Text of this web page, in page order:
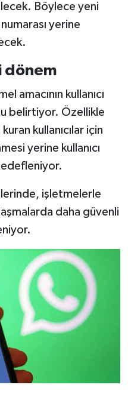
Böylece yeni
yerine
dönem
amacının kullanıcı
belirtiyor. Özellikle
kullanıcılar için
yerine kullanıcı
işletmelerle
daha güvenli